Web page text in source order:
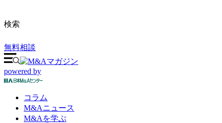
検索
無料相談
powered by
コラム
M&Aニュース
M&Aを学ぶ